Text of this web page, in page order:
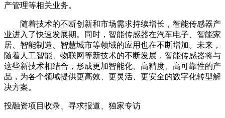
产管理等相关业务。
随着技术的不断创新和市场需求持续增长，智能传感器产
业进入了快速发展期。同时，智能传感器在汽车电子、智能家
居、智能制造、智慧城市等领域的应用也在不断增加。未来，
随着人工智能、物联网等新技术的不断发展，智能传感器将与
这些新技术相结合，形成更加智能化、高精度、高可靠性的产
品，为各个领域提供更高效、更灵活、更安全的数字化转型解
决方案。
投融资项目收录、寻求报道、独家专访